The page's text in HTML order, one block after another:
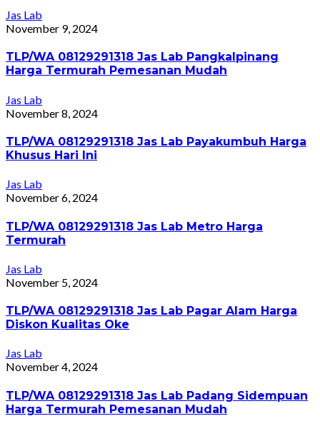
Jas Lab
November 9, 2024
TLP/WA 08129291318 Jas Lab Pangkalpinang
Harga Termurah Pemesanan Mudah
Jas Lab
November 8, 2024
TLP/WA 08129291318 Jas Lab Payakumbuh Harga
Khusus Hari Ini
Jas Lab
November 6, 2024
TLP/WA 08129291318 Jas Lab Metro Harga
Termurah
Jas Lab
November 5, 2024
TLP/WA 08129291318 Jas Lab Pagar Alam Harga
Diskon Kualitas Oke
Jas Lab
November 4, 2024
TLP/WA 08129291318 Jas Lab Padang Sidempuan
Harga Termurah Pemesanan Mudah